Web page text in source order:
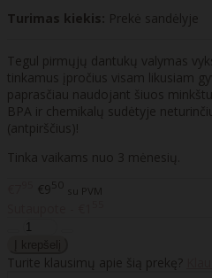
Turimas kiekis: Prekė sandėlyje
Tegul pirmųjų dantukų valymas
tinkamus įpročius visam likusiam
paprasčiau naudojant šiuos
BPA ir chemikalų sudėtyje
(antpirščius)!
Tinka vaikams nuo 3 mėnesių.
€950 su PVM
Turite klausimų apie šią prekę?